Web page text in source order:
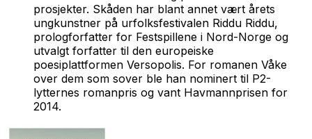
prosjekter. Skåden har blant annet vært årets
ungkunstner på urfolksfestivalen Riddu Riddu,
prologforfatter for Festspillene i Nord-Norge og
utvalgt forfatter til den europeiske
poesiplattformen Versopolis. For romanen Våke
over dem som sover ble han nominert til P2-
lytternes romanpris og vant Havmannprisen for
2014.